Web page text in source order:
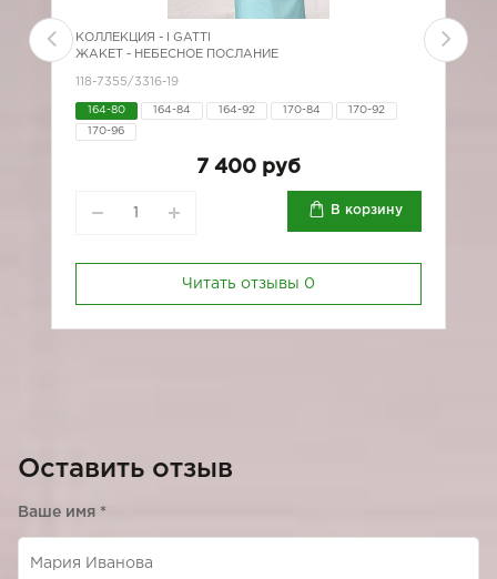
КОЛЛЕКЦИЯ -
I GATTI
ЖАКЕТ - НЕБЕСНОЕ ПОСЛАНИЕ
118-7355/3316-19
164-80 164-84 164-92 170-84 170-92
170-96
7 400 руб
В корзину
Читать отзывы 0
Оставить отзыв
Ваше имя *